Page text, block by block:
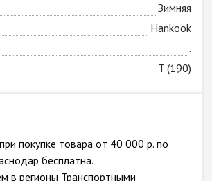
Зимняя
Hankook
.
T (190)
покупке товара от 40 000 р. по
бесплатна.
в регионы Транспортными